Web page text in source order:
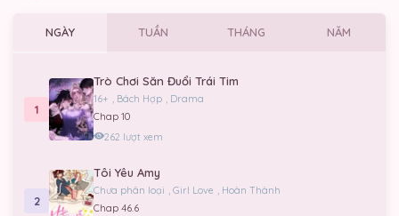
NGÀY TUẦN THÁNG NĂM
1
Trò Chơi Săn Đuổi Trái Tim
16+ , Bách Hợp , Drama
Chap 10
262 lượt xem
2
Tôi Yêu Amy
Chưa phân loại , Girl Love , Hoàn Thành
Chap 46.6